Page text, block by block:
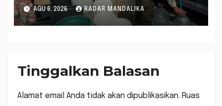
Air Bersih di Lobar
AGU 6, 2026 RADAR MANDALIKA
Tinggalkan Balasan
Alamat email Anda tidak akan dipublikasikan. Ruas